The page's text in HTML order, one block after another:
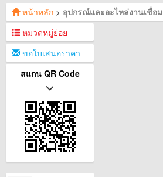
หน้าหลัก > อุปกรณ์และอะไหล่งานเชื่อม
หมวดหมู่ย่อย
ขอใบเสนอราคา
สแกน QR Code